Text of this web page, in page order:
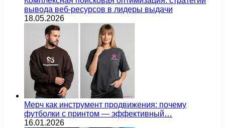
вывода веб-ресурсов в лидеры выдачи
18.05.2026
Мерч как инструмент продвижения: почему
футболки с принтом — эффективный…
16.01.2026